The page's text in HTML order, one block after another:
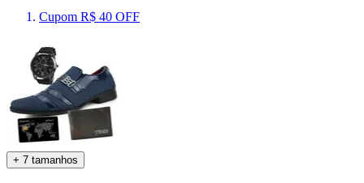
Cupom R$ 40 OFF
+ 7 tamanhos